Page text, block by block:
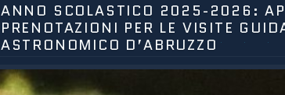
ANNO SCOLASTICO 2025-2026:
PRENOTAZIONI PER LE VISITE
ASTRONOMICO D’ABRUZZO